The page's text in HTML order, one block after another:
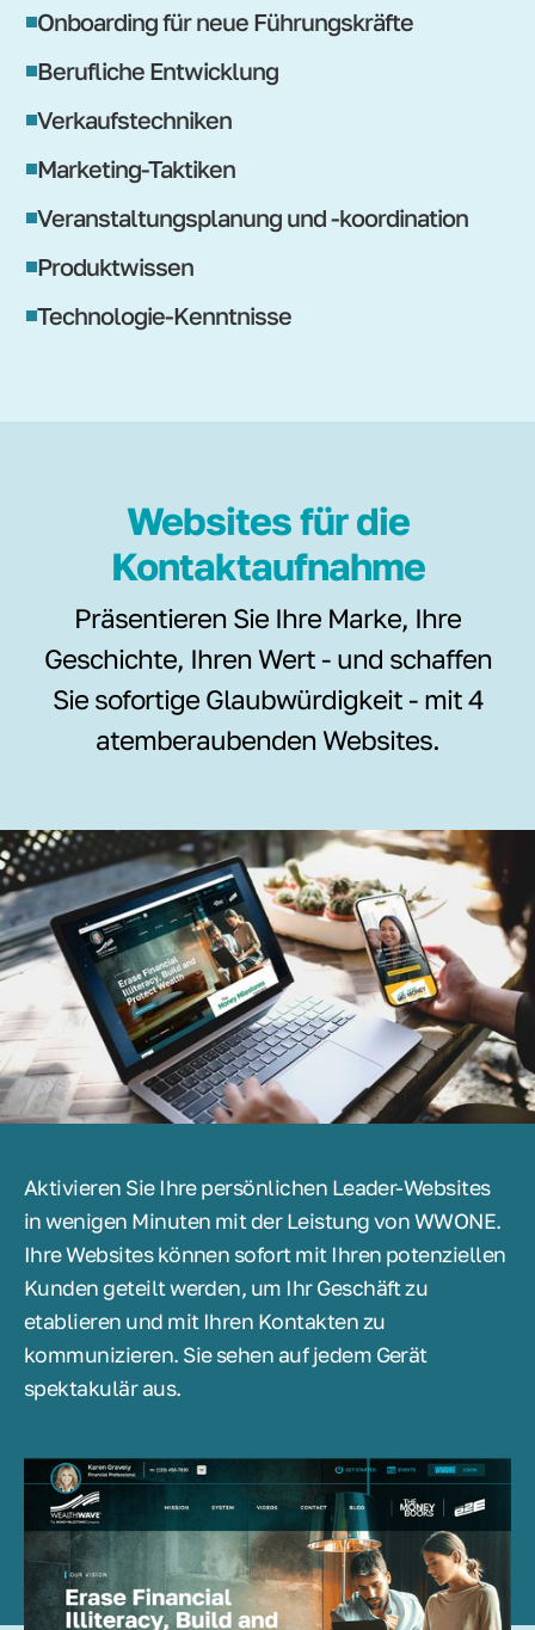
Onboarding für neue Führungskräfte
Berufliche Entwicklung
Verkaufstechniken
Marketing-Taktiken
Veranstaltungsplanung und -koordination
Produktwissen
Technologie-Kenntnisse
Websites für die
Kontaktaufnahme
Präsentieren Sie Ihre Marke, Ihre
Geschichte, Ihren Wert - und schaffen
Sie sofortige Glaubwürdigkeit - mit 4
atemberaubenden Websites.
Aktivieren Sie Ihre persönlichen Leader-Websites
in wenigen Minuten mit der Leistung von WWONE.
Ihre Websites können sofort mit Ihren potenziellen
Kunden geteilt werden, um Ihr Geschäft zu
etablieren und mit Ihren Kontakten zu
kommunizieren. Sie sehen auf jedem Gerät
spektakulär aus.